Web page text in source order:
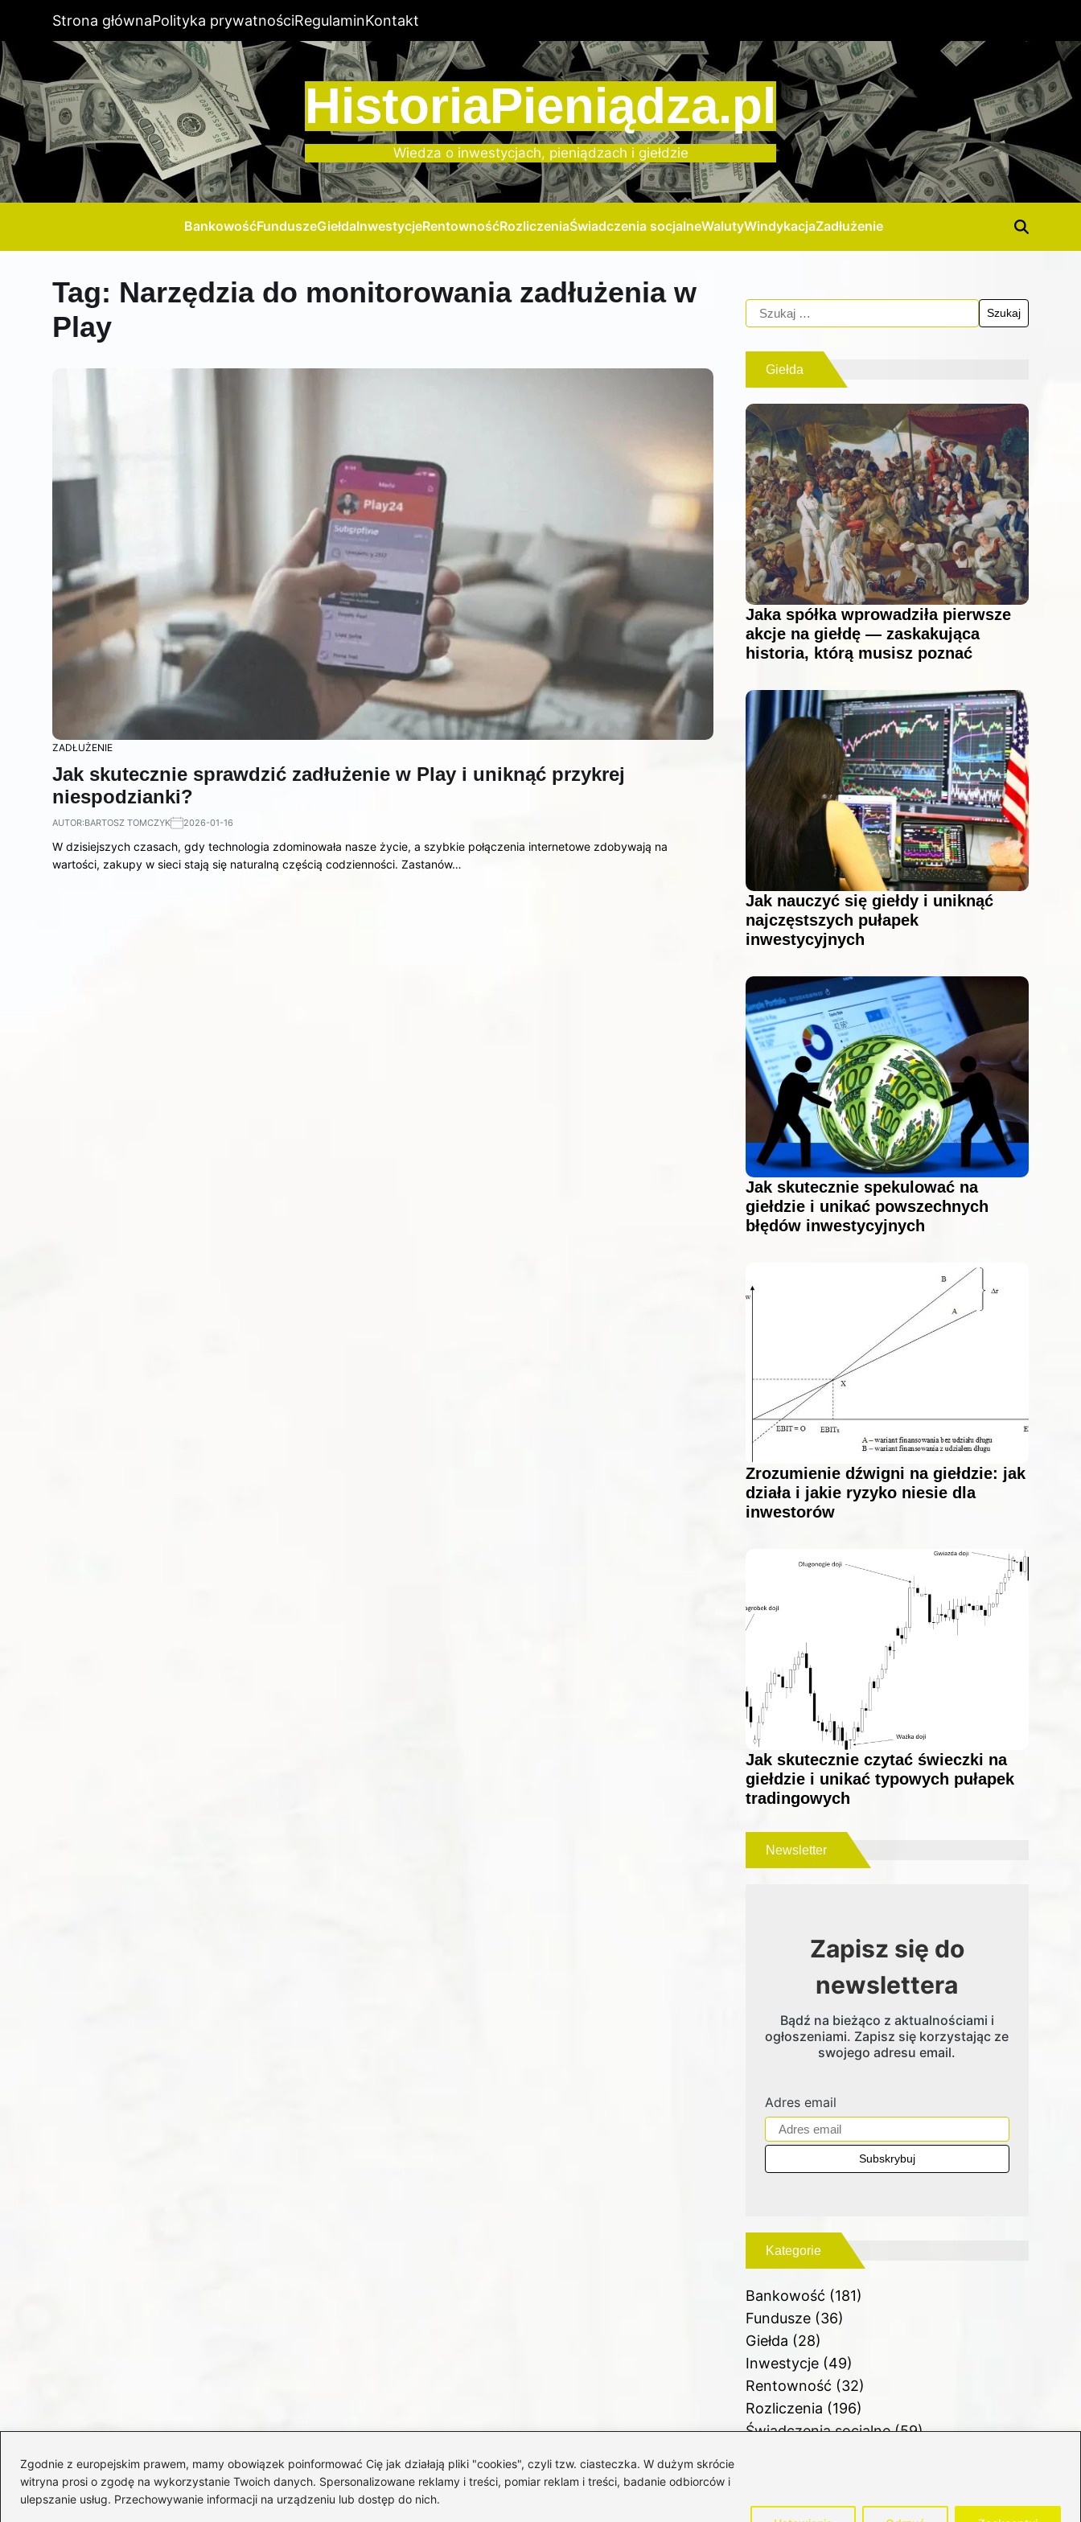
Zgodnie z europejskim prawem, mamy obowiązek poinformować Cię jak działają pliki "cookies", czyli tzw. ciasteczka. W dużym skrócie
witryna prosi o zgodę na wykorzystanie Twoich danych. Spersonalizowane reklamy i treści, pomiar reklam i treści, badanie odbiorców i
ulepszanie usług. Przechowywanie informacji na urządzeniu lub dostęp do nich.
Strona głównaPolityka prywatnościRegulaminKontakt
HistoriaPieniądza.pl
Wiedza o inwestycjach, pieniądzach i giełdzie
BankowośćFunduszeGiełdaInwestycjeRentownośćRozliczeniaŚwiadczenia socjalneWalutyWindykacjaZadłużenie
Tag: Narzędzia do monitorowania zadłużenia w
Play
ZADŁUŻENIE
Jak skutecznie sprawdzić zadłużenie w Play i uniknąć przykrej
niespodzianki?
AUTOR:BARTOSZ TOMCZYK 2026-01-16
W dzisiejszych czasach, gdy technologia zdominowała nasze życie, a szybkie połączenia internetowe zdobywają na
wartości, zakupy w sieci stają się naturalną częścią codzienności. Zastanów…
Giełda
Jaka spółka wprowadziła pierwsze
akcje na giełdę — zaskakująca
historia, którą musisz poznać
Jak nauczyć się giełdy i uniknąć
najczęstszych pułapek
inwestycyjnych
Jak skutecznie spekulować na
giełdzie i unikać powszechnych
błędów inwestycyjnych
Zrozumienie dźwigni na giełdzie: jak
działa i jakie ryzyko niesie dla
inwestorów
Jak skutecznie czytać świeczki na
giełdzie i unikać typowych pułapek
tradingowych
Newsletter
Zapisz się do
newslettera
Bądź na bieżąco z aktualnościami i
ogłoszeniami. Zapisz się korzystając ze
swojego adresu email.
Adres email
Kategorie
Bankowość (181)
Fundusze(36)
Giełda (28)
Inwestycje(49)
Rentowność (32)
Rozliczenia (196)
Świadczenia socjalne(59)